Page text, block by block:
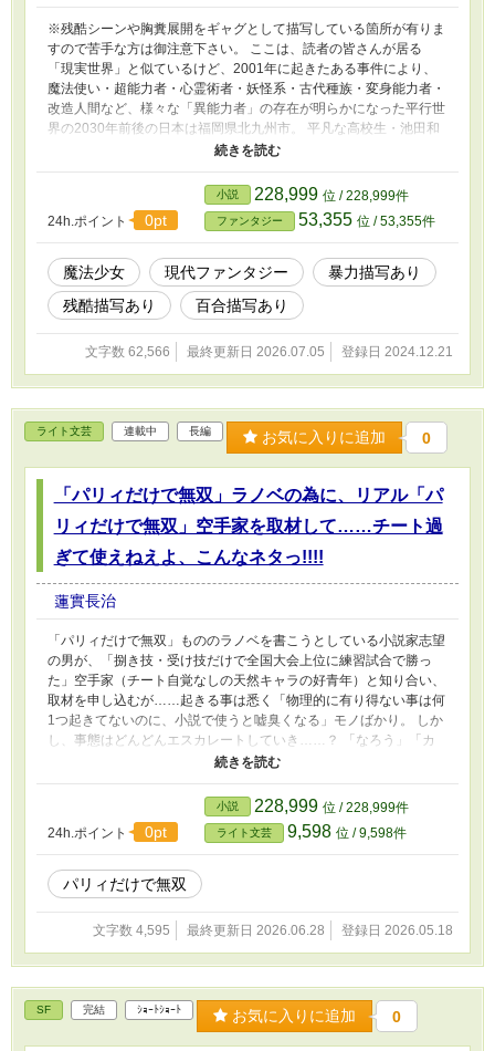
※残酷シーンや胸糞展開をギャグとして描写している箇所が有りま
すので苦手な方は御注意下さい。 ここは、読者の皆さんが居る
「現実世界」と似ているけど、2001年に起きたある事件により、
魔法使い・超能力者・心霊術者・妖怪系・古代種族・変身能力者・
改造人間など、様々な「異能力者」の存在が明らかになった平行世
界の2030年前後の日本は福岡県北九州市。 平凡な高校生・池田和
馬は、クラスメイトの府川(ふかわ)杏(あん)が、推し魔法少女コン
ビ「サンシャイン＆マリン」の１人「スカーレット・サンシャイ
ン」である事を知ってしまい……。 しかし、杏とその相方である
土屋愛莉(あいり)に「正義の味方」を名乗る「正義の暴徒」達の魔
の手が迫っていた!! 彼女達を助けようとする和馬だったが……真な
る悪の思いもよらぬ正体は……？ そして、魔法少女コンビ「サン
シャイン＆マリン」の余りにも後ろ暗い過去とは？ 果たして、何
から何まで自業自得で「地下格闘技のチャンピオンを秒で身体障碍
者に変える事が出来る強さのモフモフ系メス狸人間」が率いる妖怪
そも、明日なんて有るのかッ？ 「なろう」「カクヨム」「アルフ
ノを投稿しています。 ※中学時代の某友人へ：ごめん、お前をイ
メージしたキャラが、こんな屑野郎になるとは思ってもみなかっ
た。あいつは、多分、お前を元にしてるけど、本質は、俺の中のロ
24h.ポイント 0pt
小説 228,999 位 / 228,999件
ファンタジー 53,355 位 / 53,355件
魔法少女 現代ファンタジー
暴力描写あり
残酷描写あり
百合描写あり
文字数 62,566 最終更新日 2026.07.05 登録日 2024.12.21
ライト文芸 連載中 長編 お気に入りに追加 0
「パリィだけで無双」ラノベの為に、リアル「パ
リィだけで無双」空手家を取材して……チート過
ぎて使えねえよ、こんなネタっ!!!!
蓮實長治
「パリィだけで無双」もののラノベを書こうとしている小説家志望
の男が、「捌き技・受け技だけで全国大会上位に練習試合で勝っ
た」空手家（チート自覚なしの天然キャラの好青年）と知り合い、
取材を申し込むが……起きる事は悉く「物理的に有り得ない事は何
1つ起きてないのに、小説で使うと嘘臭くなる」モノばかり。 しか
し、事態はどんどんエスカレートしていき……？ 「なろう」「カ
クヨム」「アルファポリス」「Novel Days」「ノベルアップ+」
「Tales」に同じモノを投稿しています。
24h.ポイント 0pt
小説 228,999 位 / 228,999件
ライト文芸 9,598 位 / 9,598件
パリィだけで無双
文字数 4,595 最終更新日 2026.06.28 登録日 2026.05.18
SF 完結 ｼｮｰﾄｼｮｰﾄ お気に入りに追加 0